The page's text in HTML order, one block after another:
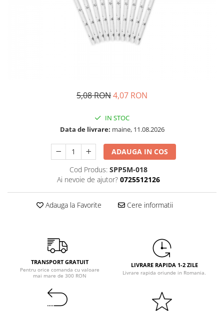
Petrecere Lovely Swan
Petrecere Mica Sirena
Petrecere Minnie Mouse
Petrecere Printese Disney
Petreceri Adulti
Petrecere Disco
Petrecere Anii '20
Petrecere Mexicana
Petrecere Tropicala
Summer Party
Petrecere Majorat
5,08 RON4,07 RON
IN STOC
Data de livrare: maine, 11.08.2026
ADAUGA IN COS
Cod Produs: SPP5M-018
Ai nevoie de ajutor? 0725512126
Adauga la Favorite Cere informatii
TRANSPORT GRATUIT
Pentru orice comanda cu valoare
mai mare de 300 RON
LIVRARE RAPIDA 1-2 ZILE
Livrare rapida oriunde in Romania.